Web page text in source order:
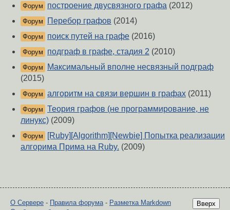
Форум построение двусвязного графа (2012)
Форум Перебор графов (2014)
Форум поиск путей на графе (2016)
Форум подграф в графе, стадия 2 (2010)
Форум
Максимальный вполне несвязный подграф
(2015)
Форум алгоритм на связи вершин в графах (2011)
Форум Теория графов (не программирование, не
линукс) (2009)
Форум
[Ruby][Algorithm][Newbie] Попытка реализации
алгорима Прима на Ruby. (2009)
Вверх
О Сервере - Правила форума- Разметка Markdown